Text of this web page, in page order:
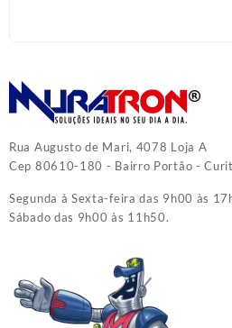
Rua Augusto de Mari, 4078 Loja A
Cep 80610-180 - Bairro Portão -
Segunda à Sexta-feira das 9h00 às
Sábado das 9h00 às 11h50.